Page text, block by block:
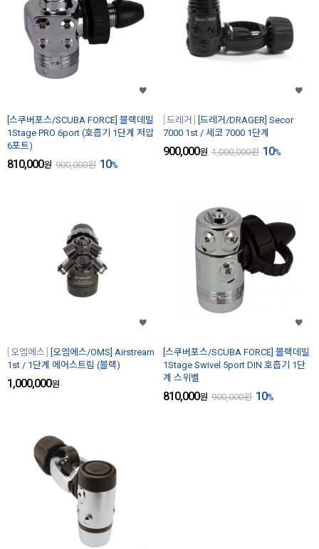
[스쿠버포스/SCUBA FORCE] 블랙데빌
1Stage PRO 6port (호흡기 1단계 저압
6포트)
810,000원 900,000원 10%
드레거
[드레거/DRAGER] Secor
7000 1st / 세코 7000 1단계
900,000원 1,000,000원 10%
오엠에스
[오엠에스/OMS] Airstream
1st / 1단계 에어스트림 (블랙)
1,000,000원
[스쿠버포스/SCUBA FORCE] 블랙데빌
1Stage Swivel 5port DIN 호흡기 1단
계 스위벨
810,000원 900,000원 10%